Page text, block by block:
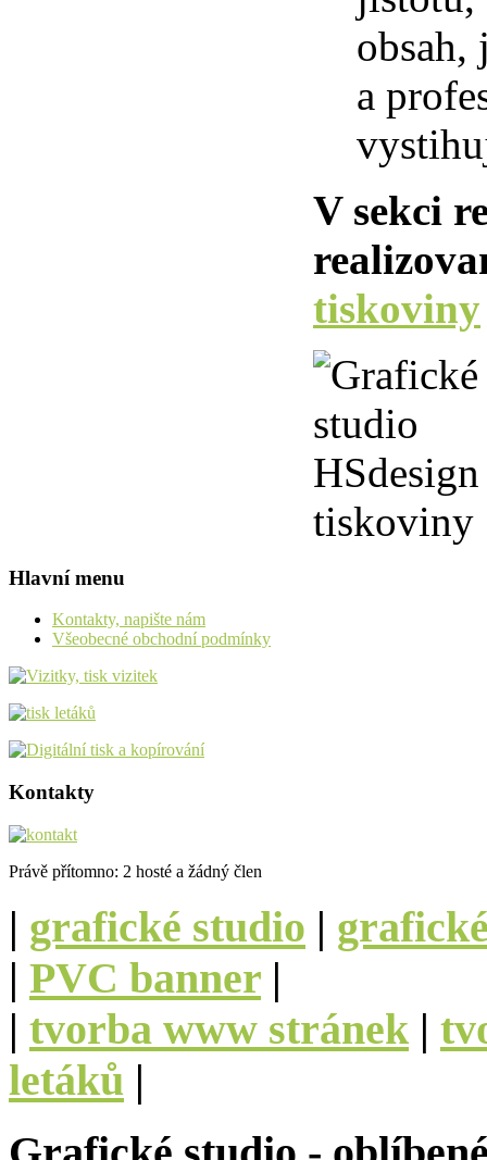
obsah,
a
V sekci
tiskoviny
Hlavní menu
Kontakty, napište nám
Všeobecné obchodní podmínky
Kontakty
Právě přítomno: 2 hosté a žádný člen
| grafické studio |
| PVC banner |
| tvorba www stránek |
letáků |